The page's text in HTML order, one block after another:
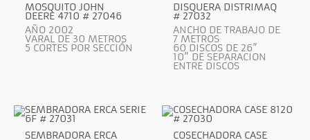
MOSQUITO JOHN
DEERE 4710 # 27046
AÑO 2002
VARAL DE 30 METROS
5 CORTES POR SECCIÓN
DISQUERA DISTRIMAQ
# 27032
ANCHO DE TRABAJO DE
7 METROS
60 DISCOS DE 26”
10” DE SEPARACION
ENTRE DISCOS
SEMBRADORA ERCA COSECHADORA CASE